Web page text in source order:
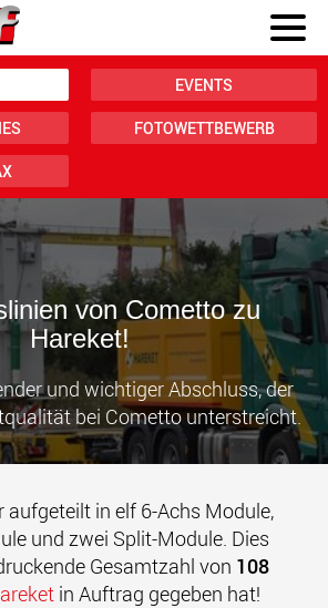
EVENTS
FOTOWETTBEWERB
von Cometto zu
Hareket!
und wichtiger Abschluss, der
bei Cometto unterstreicht.
aufgeteilt in elf 6-Achs Module,
und zwei Split-Module. Dies
Gesamtzahl von 108
in Auftrag gegeben hat!